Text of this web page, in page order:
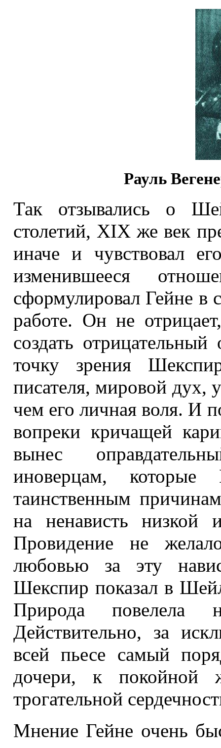
Рауль
Так отзывались о
столетий, ХIХ же век
иначе и чувствовал
изменившееся
сформулировал Гейне в
работе. Он не
создать
точку зрения
писателя, мировой дух,
чем его личная воля. И
вопреки кричащей
вынес
иноверцам, которые
таинственным
на ненависть низкой
Провидение не
любовью за эту
Шекспир показал в
Природа повелела
Действительно, за
всей пьесе самый
дочери, к покойной
трогательной
Мнение Гейне очень